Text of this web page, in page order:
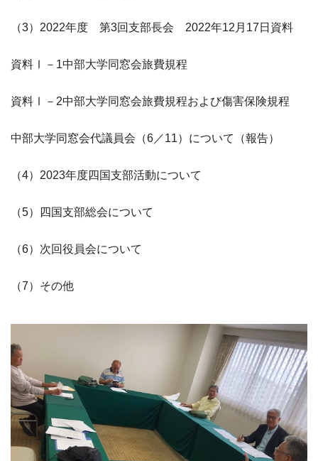
（3）2022年度 第3回支部長会 2022年12月17日資料
資料Ⅰ－1中部大学同窓会旅費規程
資料Ⅰ－2中部大学同窓会旅費規程および傷害保険規程
中部大学同窓会代議員会（6／11）について（報告）
（4）2023年度四国支部活動について
（5）四国支部総会について
（6）次回役員会について
（7）その他